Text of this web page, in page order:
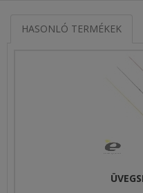
HASONLÓ TERMÉKEK